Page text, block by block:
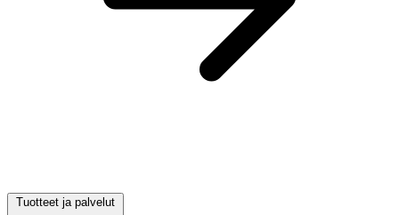
Tuotteet ja palvelut